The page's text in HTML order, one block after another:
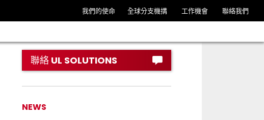
我們的使命 全球分支機搆 工作機會 聯絡我們
聯絡 UL SOLUTIONS
NEWS